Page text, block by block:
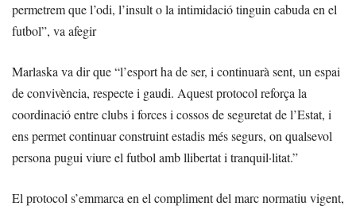
permetrem que l’odi, l’insult o la intimidació tinguin cabuda en el
futbol”, va afegir
Marlaska va dir que “l’esport ha de ser, i continuarà sent, un espai
de convivència, respecte i gaudi. Aquest protocol reforça la
coordinació entre clubs i forces i cossos de seguretat de l’Estat, i
ens permet continuar construint estadis més segurs, on qualsevol
persona pugui viure el futbol amb llibertat i tranquil·litat.”
El protocol s’emmarca en el compliment del marc normatiu vigent,